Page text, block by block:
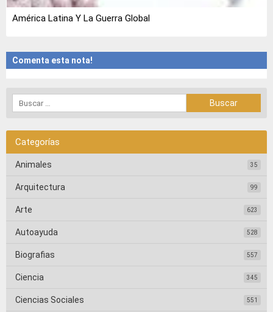
América Latina Y La Guerra Global
Comenta esta nota!
Categorías
Animales 35
Arquitectura 99
Arte 623
Autoayuda 528
Biografias 557
Ciencia 345
Ciencias Sociales 551